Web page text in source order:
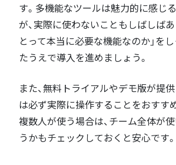
す。多機能なツールは魅力的に感じ
が、実際に使わないこともしばしばあ
とって本当に必要な機能なのか」を
たうえで導入を進めましょう。
また、無料トライアルやデモ版が提
は必ず実際に操作することをおすす
複数人が使う場合は、チーム全体が
うかもチェックしておくと安心です。